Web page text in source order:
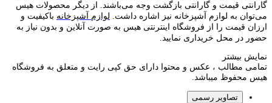
گارانتی قیمت و گارانتی بازگشت وجه می‌باشند. از دیگر محصولات هیس
می‌توان به لوازم آشپزخانه نیز اشاره داشت. لوازم آشپزخانه باکیفیت و
ارزان قیمت را از فروشگاه اینترنتی هیس به صورت آنلاین و بدون نیاز به
حضور در محل خریداری نمایید.
نمایش بیشتر
تمامی مطالب ، عکس و محتوا دارای حق کپی رایت و متعلق به فروشگاه
هیس محفوظ میباشد.
تصاویر رسمی